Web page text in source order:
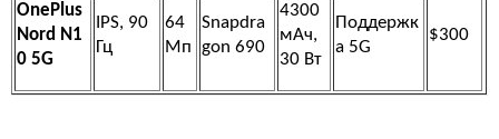
OnePlus
Nord N1
0 5G
IPS, 90
Гц
64
Мп
Snapdra
gon 690
4300
мАч,
30 Вт
Поддержк
а 5G
$300